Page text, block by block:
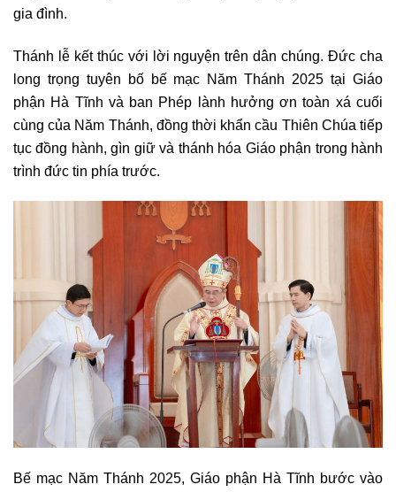
gia đình.
Thánh lễ kết thúc với lời nguyện trên dân chúng. Đức cha
long trọng tuyên bố bế mạc Năm Thánh 2025 tại Giáo
phận Hà Tĩnh và ban Phép lành hưởng ơn toàn xá cuối
cùng của Năm Thánh, đồng thời khẩn cầu Thiên Chúa tiếp
tục đồng hành, gìn giữ và thánh hóa Giáo phận trong hành
trình đức tin phía trước.
Bế mạc Năm Thánh 2025, Giáo phận Hà Tĩnh bước vào